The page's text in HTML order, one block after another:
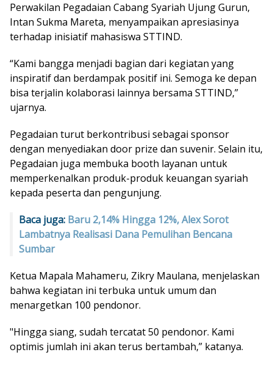
Perwakilan Pegadaian Cabang Syariah Ujung Gurun,
Intan Sukma Mareta, menyampaikan apresiasinya
terhadap inisiatif mahasiswa STTIND.
“Kami bangga menjadi bagian dari kegiatan yang
inspiratif dan berdampak positif ini. Semoga ke depan
bisa terjalin kolaborasi lainnya bersama STTIND,”
ujarnya.
Pegadaian turut berkontribusi sebagai sponsor
dengan menyediakan door prize dan suvenir. Selain itu,
Pegadaian juga membuka booth layanan untuk
memperkenalkan produk-produk keuangan syariah
kepada peserta dan pengunjung.
Baca juga: Baru 2,14% Hingga 12%, Alex Sorot
Lambatnya Realisasi Dana Pemulihan Bencana
Sumbar
Ketua Mapala Mahameru, Zikry Maulana, menjelaskan
bahwa kegiatan ini terbuka untuk umum dan
menargetkan 100 pendonor.
"Hingga siang, sudah tercatat 50 pendonor. Kami
optimis jumlah ini akan terus bertambah,” katanya.